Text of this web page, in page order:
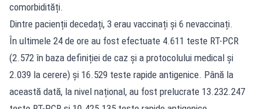
comorbidități.
Dintre pacienții decedați, 3 erau vaccinați și 6 nevaccinați.
În ultimele 24 de ore au fost efectuate 4.611 teste RT-PCR
(2.572 în baza definiției de caz și a protocolului medical și
2.039 la cerere) și 16.529 teste rapide antigenice. Până la
această dată, la nivel național, au fost prelucrate 13.232.247